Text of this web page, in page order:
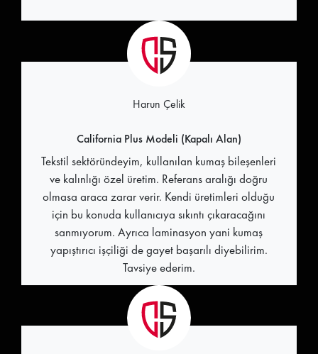
Harun Çelik
California Plus Modeli (Kapalı Alan)
Tekstil sektöründeyim, kullanılan kumaş bileşenleri
ve kalınlığı özel üretim. Referans aralığı doğru
olmasa araca zarar verir. Kendi üretimleri olduğu
için bu konuda kullanıcıya sıkıntı çıkaracağını
sanmıyorum. Ayrıca laminasyon yani kumaş
yapıştırıcı işçiliği de gayet başarılı diyebilirim.
Tavsiye ederim.